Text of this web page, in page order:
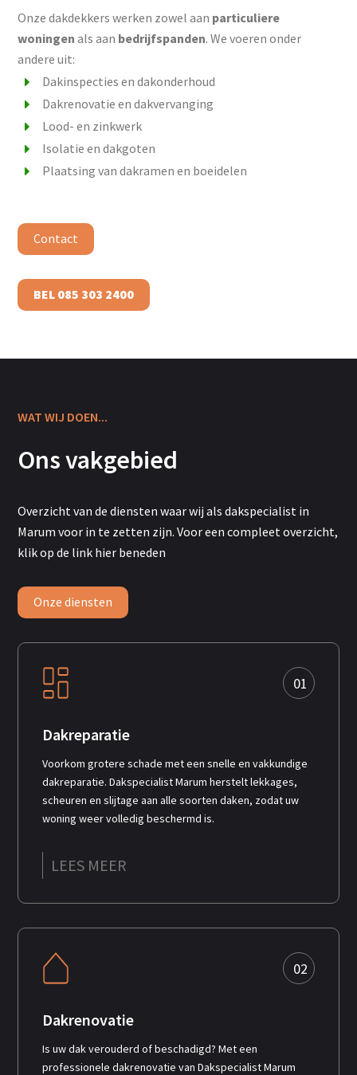
Onze dakdekkers werken zowel aan particuliere
woningen als aan bedrijfspanden. We voeren onder
andere uit:
Dakinspecties en dakonderhoud
Dakrenovatie en dakvervanging
Lood- en zinkwerk
Isolatie en dakgoten
Plaatsing van dakramen en boeidelen
Contact
BEL 085 303 2400
WAT WIJ DOEN...
Ons vakgebied
Overzicht van de diensten waar wij als dakspecialist in
Marum voor in te zetten zijn. Voor een compleet overzicht,
klik op de link hier beneden
Onze diensten
01
Dakreparatie
Voorkom grotere schade met een snelle en vakkundige
dakreparatie. Dakspecialist Marum herstelt lekkages,
scheuren en slijtage aan alle soorten daken, zodat uw
woning weer volledig beschermd is.
LEES MEER
02
Dakrenovatie
Is uw dak verouderd of beschadigd? Met een
professionele dakrenovatie van Dakspecialist Marum